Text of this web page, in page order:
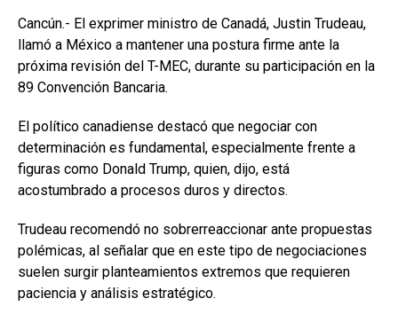
Cancún.- El exprimer ministro de Canadá, Justin Trudeau,
llamó a México a mantener una postura firme ante la
próxima revisión del T-MEC, durante su participación en la
89 Convención Bancaria.
El político canadiense destacó que negociar con
determinación es fundamental, especialmente frente a
figuras como Donald Trump, quien, dijo, está
acostumbrado a procesos duros y directos.
Trudeau recomendó no sobrerreaccionar ante propuestas
polémicas, al señalar que en este tipo de negociaciones
suelen surgir planteamientos extremos que requieren
paciencia y análisis estratégico.